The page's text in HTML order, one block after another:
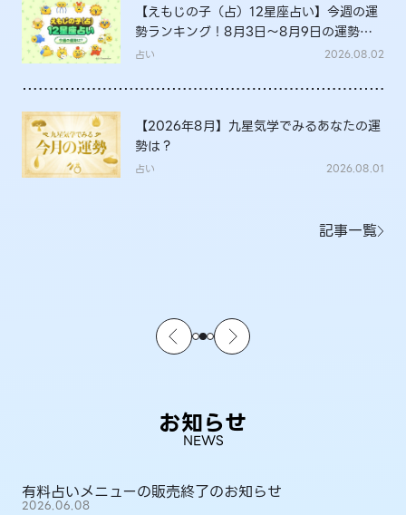
【えもじの子（占）12星座占い】今週の運
勢ランキング！8月3日～8月9日の運勢
は？
占い 2026.08.02
【2026年8月】九星気学でみるあなたの運
勢は？
占い 2026.08.01
記事一覧
お知らせ
NEWS
有料占いメニューの販売終了のお知らせ
2026.06.08